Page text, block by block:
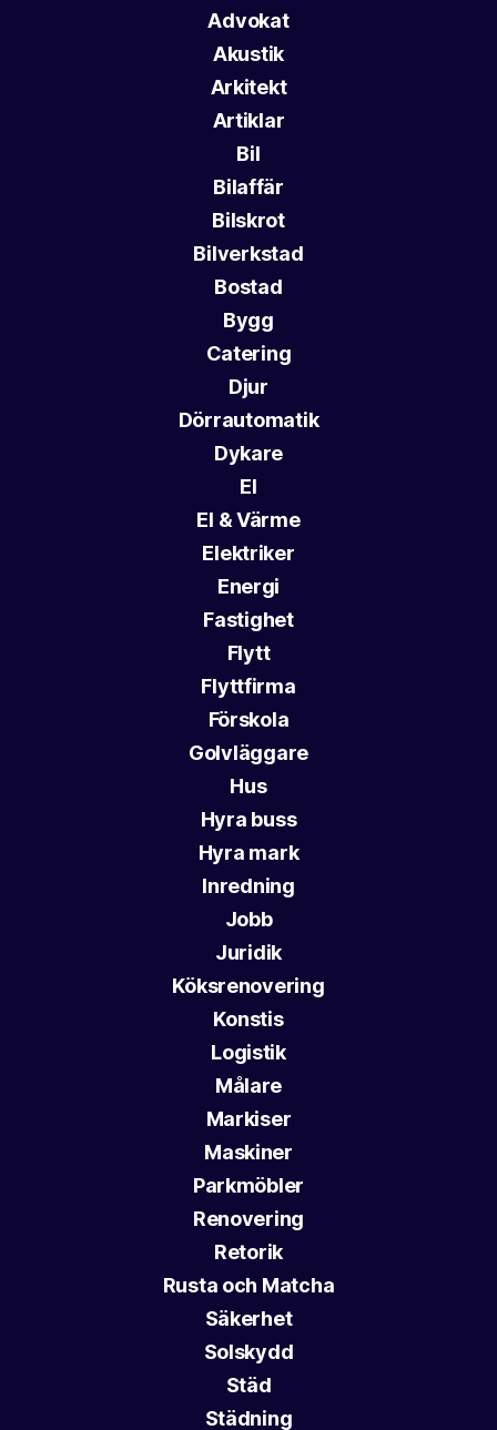
Advokat
Akustik
Arkitekt
Artiklar
Bil
Bilaffär
Bilskrot
Bilverkstad
Bostad
Bygg
Catering
Djur
Dörrautomatik
Dykare
El
El & Värme
Elektriker
Energi
Fastighet
Flytt
Flyttfirma
Förskola
Golvläggare
Hus
Hyra buss
Hyra mark
Inredning
Jobb
Juridik
Köksrenovering
Konstis
Logistik
Målare
Markiser
Maskiner
Parkmöbler
Renovering
Retorik
Rusta och Matcha
Säkerhet
Solskydd
Städ
Städning